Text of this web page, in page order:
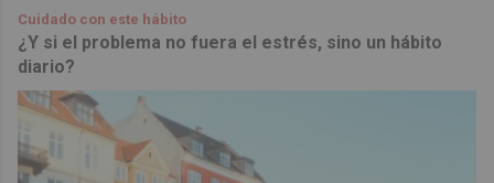
Cuidado con este hábito
¿Y si el problema no fuera el estrés, sino un hábito
diario?